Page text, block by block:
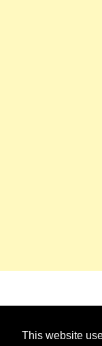
This website
Mein Wunsch:
alle Menschen den